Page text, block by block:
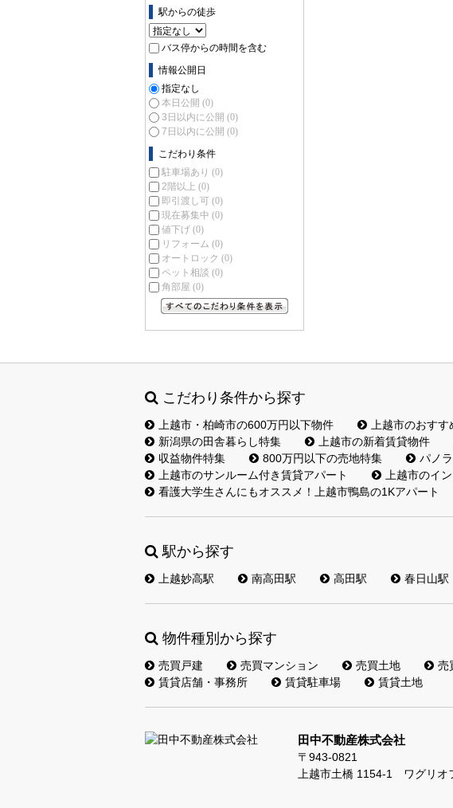
駅からの徒歩
バス停からの時間を含む
情報公開日
指定なし
本日公開 (0)
3日以内に公開 (0)
7日以内に公開 (0)
こだわり条件
駐車場あり (0)
2階以上 (0)
即引渡し可 (0)
現在募集中 (0)
値下げ (0)
リフォーム (0)
オートロック (0)
ペット相談 (0)
角部屋 (0)
こだわり条件から探す
上越市・柏崎市の600万円以下物件 上越市のおす
新潟県の田舎暮らし特集
上越市の新着賃貸物件
収益物件特集
800万円以下の売地特集 パノ
上越市のサンルーム付き賃貸アパート
上越市のイ
看護大学生さんにもオススメ！上越市鴨島の1Kアパート
駅から探す
上越妙高駅 南高田駅 高田駅 春日山駅
物件種別から探す
売買戸建 売買マンション 売買土地 売
賃貸店舗・事務所
賃貸駐車場 賃貸土地
田中不動産株式会社
〒943-0821
上越市土橋 1154-1 ワグリオ